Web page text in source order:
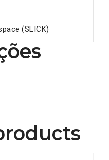
(SLICK)